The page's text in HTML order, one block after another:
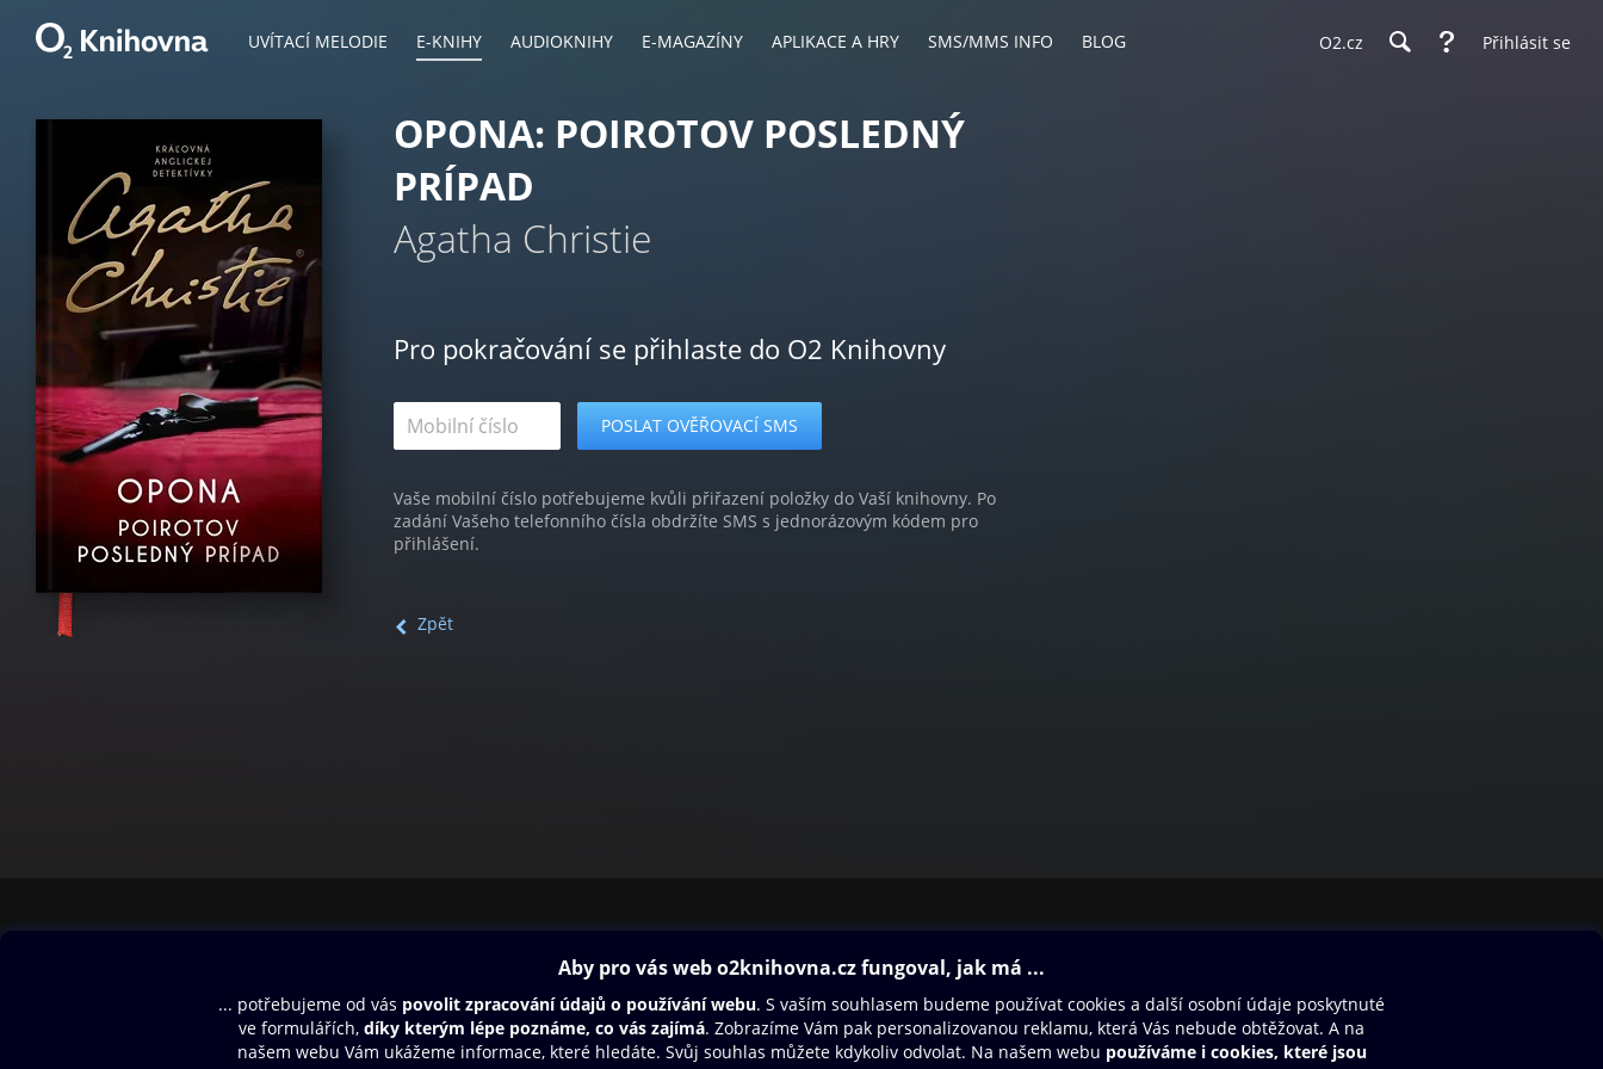
UVÍTACÍ MELODIE E-KNIHY AUDIOKNIHY E-MAGAZÍNY APLIKACE A HRY SMS/MMS INFO BLOG O2.cz Přihlásit se
OPONA: POIROTOV POSLEDNÝ
PRÍPAD
Agatha Christie
Pro pokračování se přihlaste do O2 Knihovny
Vaše mobilní číslo potřebujeme kvůli přiřazení položky do Vaší knihovny. Po
zadání Vašeho telefonního čísla obdržíte SMS s jednorázovým kódem pro
přihlášení.
Zpět
Aplikace a hry
SMS/MMS Info
Blog
Dárkový poukaz
Nápověda
Oneplay Originály
Sport